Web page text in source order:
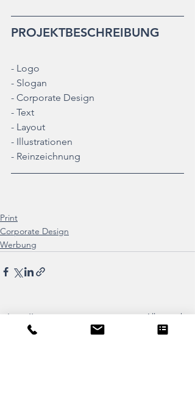
PROJEKTBESCHREIBUNG
- Logo
- Slogan
- Corporate Design
- Text
- Layout
- Illustrationen
- Reinzeichnung
Print
Corporate Design
Werbung
Aktuelle Beiträge Alle ansehen